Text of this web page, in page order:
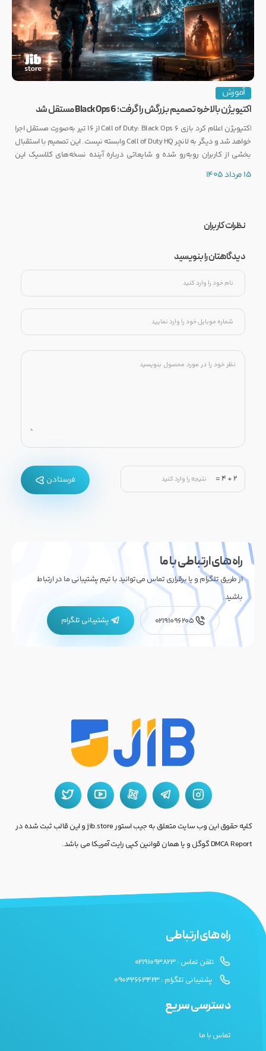
آموزش
اکتیویژن بالاخره تصمیم بزرگش را گرفت؛ Black Ops 6 مستقل شد
اکتیویژن اعلام کرد بازی Call of Duty: Black Ops 6 از ۱۶ تیر به‌صورت مستقل اجرا
خواهد شد و دیگر به لانچر Call of Duty HQ وابسته نیست. این تصمیم با استقبال
بخشی از کاربران روبه‌رو شده و شایعاتی درباره آینده نسخه‌های کلاسیک این
15 مرداد 1405
نظرات کاربران
دیدگاهتان را بنویسید
2
+
4
= فرستادن
راه های ارتباطی با ما
از طریق تلگرام و یا برقراری تماس می‌توانید با تیم پشتیبانی ما در ارتباط
باشید.
02191096205
پشتیبانی تلگرام
کلیه حقوق این وب سایت متعلق به جیب استور jib.store و این قالب ثبت شده در
DMCA Report گوگل و یا همان قوانین کپی رایت آمریکا می باشد.
راه های ارتباطی
تلفن تماس : 02191093823
پشتیبانی تلگرام : 09032663423
دسترسی سریع
تماس با ما